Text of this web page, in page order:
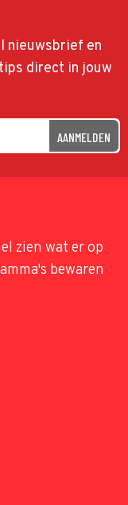
nieuwsbrief en
direct in jouw
AANMELDEN
zien wat er op
bewaren